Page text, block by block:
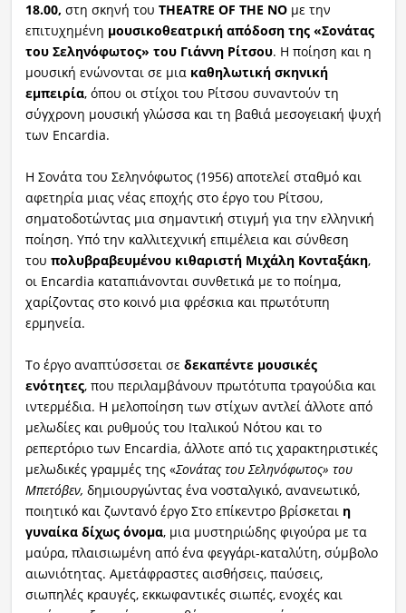
18.00, στη σκηνή του THEATRE OF THE NOμε την
επιτυχημένη μουσικοθεατρική απόδοση της «Σονάτας
του Σεληνόφωτος» του Γιάννη Ρίτσου. Η ποίηση και η
μουσική ενώνονται σε μια καθηλωτική σκηνική
εμπειρία, όπου οι στίχοι του Ρίτσου συναντούν τη
σύγχρονη μουσική γλώσσα και τη βαθιά μεσογειακή ψυχή
των Encardia.
Η Σονάτα του Σεληνόφωτος (1956) αποτελεί σταθμό και
αφετηρία μιας νέας εποχής στο έργο του Ρίτσου,
σηματοδοτώντας μια σημαντική στιγμή για την ελληνική
ποίηση. Υπό την καλλιτεχνική επιμέλεια και σύνθεση
του πολυβραβευμένου κιθαριστή Μιχάλη Κονταξάκη,
οι Encardia καταπιάνονται συνθετικά με το ποίημα,
χαρίζοντας στο κοινό μια φρέσκια και πρωτότυπη
ερμηνεία.
Το έργο αναπτύσσεται σε δεκαπέντε μουσικές
ενότητες, που περιλαμβάνουν πρωτότυπα τραγούδια και
ιντερμέδια. Η μελοποίηση των στίχων αντλεί άλλοτε από
μελωδίες και ρυθμούς του Ιταλικού Νότου και το
ρεπερτόριο των Encardia, άλλοτε από τις χαρακτηριστικές
μελωδικές γραμμές της «Σονάτας του Σεληνόφωτος» του
Μπετόβεν, δημιουργώντας ένα νοσταλγικό, ανανεωτικό,
ποιητικό και ζωντανό έργο Στο επίκεντρο βρίσκεται η
γυναίκα δίχως όνομα, μια μυστηριώδης φιγούρα με τα
μαύρα, πλαισιωμένη από ένα φεγγάρι-καταλύτη, σύμβολο
αιωνιότητας. Αμετάφραστες αισθήσεις, παύσεις,
σιωπηλές κραυγές, εκκωφαντικές σιωπές, ενοχές και